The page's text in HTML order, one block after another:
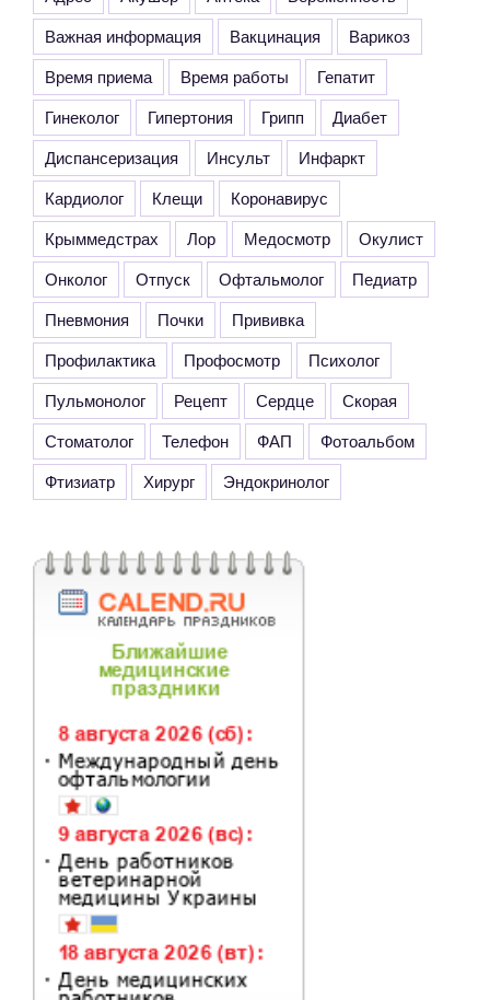
Важная информация
Вакцинация
Варикоз
Время приема
Время работы
Гепатит
Гинеколог
Гипертония Грипп
Диабет
Диспансеризация
Инсульт
Инфаркт
Кардиолог
Клещи
Коронавирус
Крыммедстрах
Лор Медосмотр
Окулист
Онколог
Отпуск Офтальмолог
Педиатр
Пневмония
Почки
Прививка
Профилактика
Профосмотр
Психолог
Пульмонолог
Рецепт Сердце
Скорая
Стоматолог
Телефон ФАП
Фотоальбом
Фтизиатр
Хирург Эндокринолог